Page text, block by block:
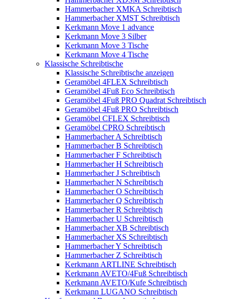
Hammerbacher XMKA Schreibtisch
Hammerbacher XMST Schreibtisch
Kerkmann Move 1 advance
Kerkmann Move 3 Silber
Kerkmann Move 3 Tische
Kerkmann Move 4 Tische
Klassische Schreibtische
Klassische Schreibtische anzeigen
Geramöbel 4FLEX Schreibtisch
Geramöbel 4Fuß Eco Schreibtisch
Geramöbel 4Fuß PRO Quadrat Schreibtisch
Geramöbel 4Fuß PRO Schreibtisch
Geramöbel CFLEX Schreibtisch
Geramöbel CPRO Schreibtisch
Hammerbacher A Schreibtisch
Hammerbacher B Schreibtisch
Hammerbacher F Schreibtisch
Hammerbacher H Schreibtisch
Hammerbacher J Schreibtisch
Hammerbacher N Schreibtisch
Hammerbacher O Schreibtisch
Hammerbacher Q Schreibtisch
Hammerbacher R Schreibtisch
Hammerbacher U Schreibtisch
Hammerbacher XB Schreibtisch
Hammerbacher XS Schreibtisch
Hammerbacher Y Schreibtisch
Hammerbacher Z Schreibtisch
Kerkmann ARTLINE Schreibtisch
Kerkmann AVETO/4Fuß Schreibtisch
Kerkmann AVETO/Kufe Schreibtisch
Kerkmann LUGANO Schreibtisch